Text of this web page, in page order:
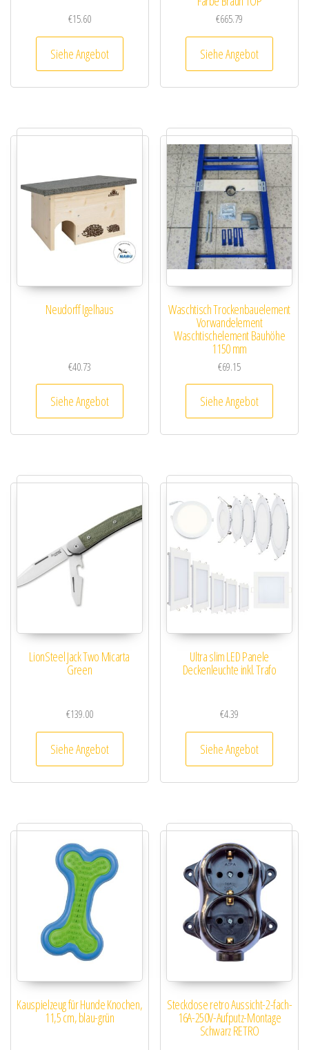
€15.60
Siehe Angebot
€665.79
Siehe Angebot
Neudorff Igelhaus
€40.73
Siehe Angebot
Waschtisch Trockenbauelement
Vorwandelement
Waschtischelement Bauhöhe
1150 mm
€69.15
Siehe Angebot
LionSteel Jack Two Micarta
Green
€139.00
Siehe Angebot
Ultra slim LED Panele
Deckenleuchte inkl. Trafo
€4.39
Siehe Angebot
Kauspielzeug für Hunde Knochen,
11,5 cm, blau-grün
Steckdose retro Aussicht-2-fach-
16A-250V-Aufputz-Montage
Schwarz RETRO